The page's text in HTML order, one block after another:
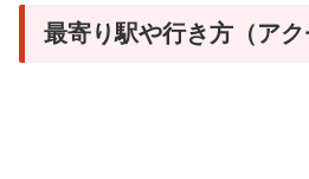
最寄り駅や行き方（アク